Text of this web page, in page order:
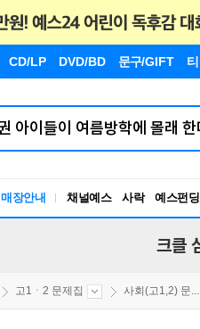
CD/LP DVD/BD 문구/GIFT
매장안내 채널예스 사락 예스펀딩
크클
고1ㆍ2 문제집 사회(고1,2) 문...